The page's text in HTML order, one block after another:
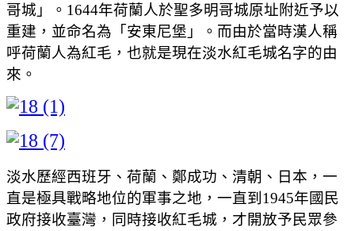
哥城」。1644年荷蘭人於聖多明哥城原址附近予以
重建，並命名為「安東尼堡」。而由於當時漢人稱
呼荷蘭人為紅毛，也就是現在淡水紅毛城名字的由
來。
淡水歷經西班牙、荷蘭、鄭成功、清朝、日本，一
直是極具戰略地位的軍事之地，一直到1945年國民
政府接收臺灣，同時接收紅毛城，才開放予民眾參